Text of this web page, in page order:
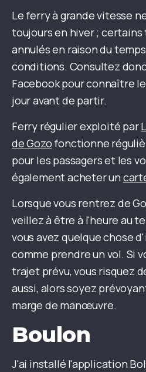
Le ferry à grande vitesse
toujours en hiver ;
annulés en raison du
conditions. Consultez
Facebook pour connaître
jour avant de partir.
Ferry régulier exploité par
de Gozo fonctionne
pour les passagers et les
également acheter un
Lorsque vous rentrez de
veillez à être à l'heure au
vous avez quelque chose
comme prendre un vol. Si
trajet prévu, vous risquez
aussi, alors soyez
marge de manœuvre.
Boulon
J'ai installé l'application